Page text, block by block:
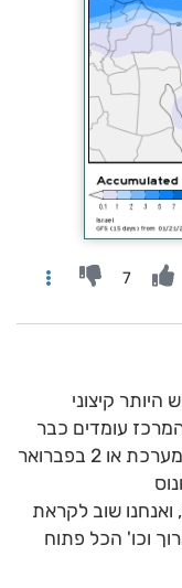
7
קיצוני
עומדים כבר
ב-90% מהממוצע לכל העונה, ועם עוד מערכת או 2 בפברואר
שוב לקראת
וכו' הכל פתוח